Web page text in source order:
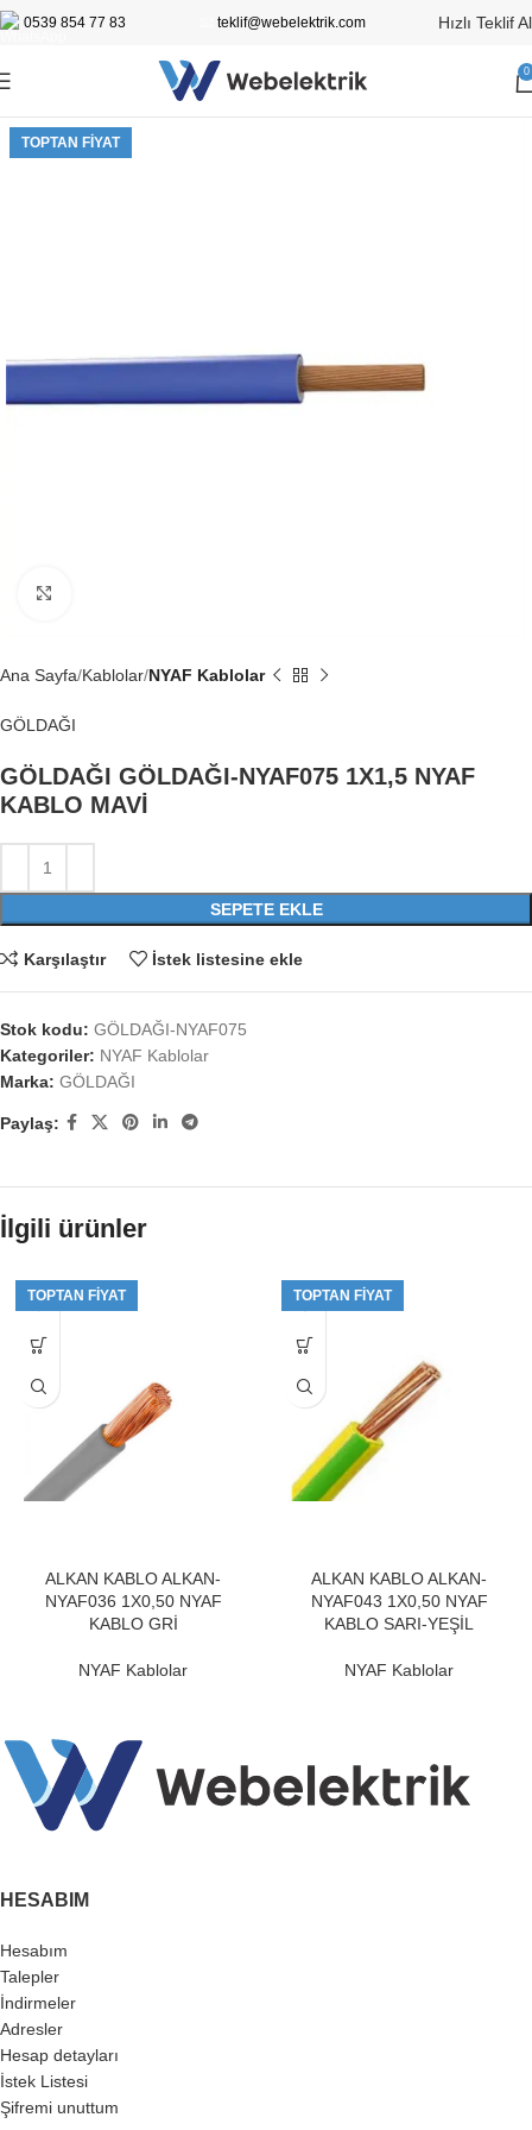
0539 854 77 83 teklif@webelektrik.com Hızlı Teklif Al
0
TOPTAN FIYAT
Ana Sayfa Kablolar NYAF Kablolar
GÖLDAĞI
GÖLDAĞI GÖLDAĞI-NYAF075 1X1,5 NYAF
KABLO MAVİ
SEPETE EKLE
Karşılaştır İstek listesine ekle
Stok kodu: GÖLDAĞI-NYAF075
Kategoriler: NYAF Kablolar
Marka: GÖLDAĞI
Paylaş:
İlgili ürünler
TOPTAN FIYAT
ALKAN KABLO ALKAN-
NYAF036 1X0,50 NYAF
KABLO GRİ
NYAF Kablolar
TOPTAN FIYAT
ALKAN KABLO ALKAN-
NYAF043 1X0,50 NYAF
KABLO SARI-YEŞİL
NYAF Kablolar
HESABIM
Hesabım
Talepler
İndirmeler
Adresler
Hesap detayları
İstek Listesi
Şifremi unuttum